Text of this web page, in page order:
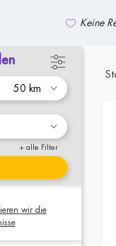
Keine
+ alle Filter
wir die